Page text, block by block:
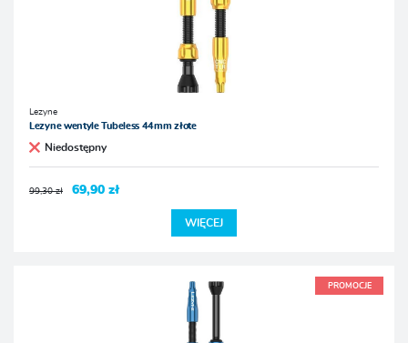
Lezyne
Lezyne wentyle Tubeless 44mm złote
Niedostępny
99,30 zł 69,90 zł
WIĘCEJ
PROMOCJE